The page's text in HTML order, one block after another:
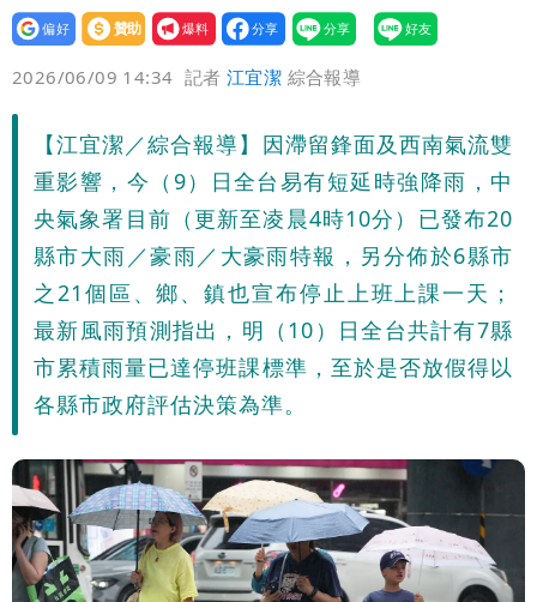
設為
贊助
我要
爆料
2026/06/09 14:34 記者江宜潔 綜合報導
【江宜潔／綜合報導】因滯留鋒面及西南氣流雙
重影響，今（9）日全台易有短延時強降雨，中
央氣象署目前（更新至凌晨4時10分）已發布20
縣市大雨／豪雨／大豪雨特報，另分佈於6縣市
之21個區、鄉、鎮也宣布停止上班上課一天；
最新風雨預測指出，明（10）日全台共計有7縣
市累積雨量已達停班課標準，至於是否放假得以
各縣市政府評估決策為準。